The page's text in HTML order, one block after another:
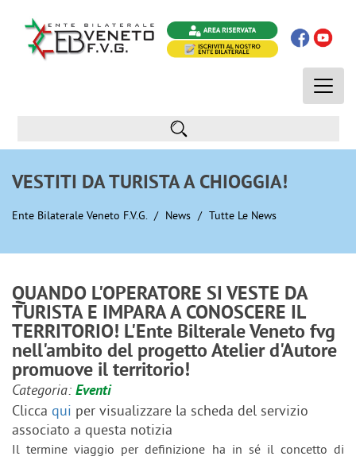
Toggle
VESTITI DA TURISTA A CHIOGGIA!
Ente Bilaterale Veneto F.V.G. News Tutte Le News
QUANDO L'OPERATORE SI VESTE DA
TURISTA E IMPARA A CONOSCERE IL
TERRITORIO! L'Ente Bilterale Veneto fvg
nell'ambito del progetto Atelier d'Autore
promuove il territorio!
Categoria: Eventi
Clicca qui per visualizzare la scheda del servizio
associato a questa notizia
Il termine viaggio per definizione ha in sé il concetto di